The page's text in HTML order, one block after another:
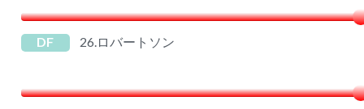
DF 26.ロバートソン